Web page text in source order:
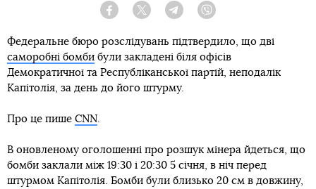
Facebook Twitter Telegram
Федеральне бюро розслідувань підтвердило, що дві
саморобні бомби були закладені біля офісів
Демократичної та Республіканської партій, неподалік
Капітолія, за день до його штурму.
Про це пише CNN
В оновленому оголошенні про розшук мінера йдеться, що
бомби заклали між 19:30 і 20:30 5 січня, в ніч перед
штурмом Капітолія. Бомби були близько 20 см в довжину,